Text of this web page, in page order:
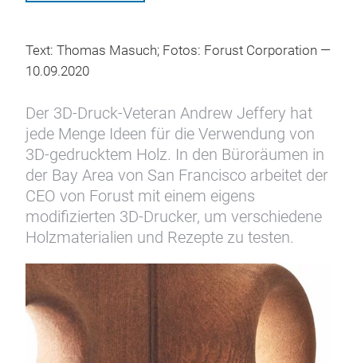
Text: Thomas Masuch; Fotos: Forust Corporation —
10.09.2020
Der 3D-Druck-Veteran Andrew Jeffery hat
jede Menge Ideen für die Verwendung von
3D-gedrucktem Holz. In den Büroräumen in
der Bay Area von San Francisco arbeitet der
CEO von Forust mit einem eigens
modifizierten 3D-Drucker, um verschiedene
Holzmaterialien und Rezepte zu testen.